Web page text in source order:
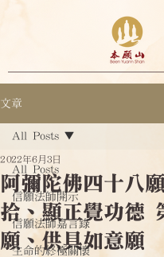
文章
All Posts
信願法師開示
信願法師嘉言錄
生命的終極關懷
All Posts
阿彌陀佛四十八
拾、顯正覺功德
願、供具如意願
2022年6月3日